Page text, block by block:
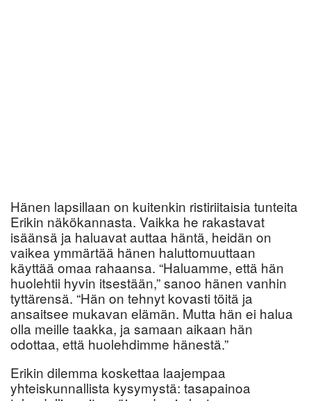
Hänen lapsillaan on kuitenkin ristiriitaisia tunteita
Erikin näkökannasta. Vaikka he rakastavat
isäänsä ja haluavat auttaa häntä, heidän on
vaikea ymmärtää hänen haluttomuuttaan
käyttää omaa rahaansa. “Haluamme, että hän
huolehtii hyvin itsestään,” sanoo hänen vanhin
tyttärensä. “Hän on tehnyt kovasti töitä ja
ansaitsee mukavan elämän. Mutta hän ei halua
olla meille taakka, ja samaan aikaan hän
odottaa, että huolehdimme hänestä.”
Erikin dilemma koskettaa laajempaa
yhteiskunnallista kysymystä: tasapainoa